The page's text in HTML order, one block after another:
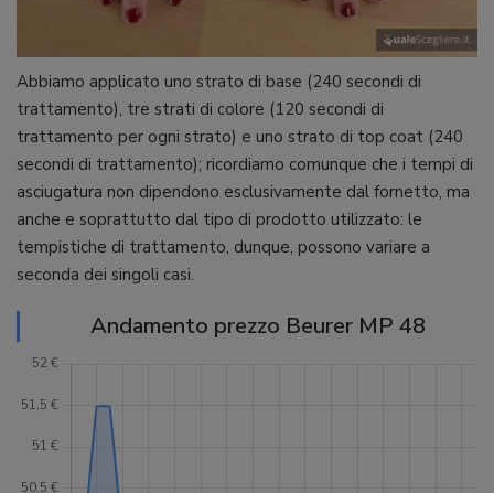
Abbiamo applicato uno strato di base (240 secondi di
trattamento), tre strati di colore (120 secondi di
trattamento per ogni strato) e uno strato di top coat (240
secondi di trattamento); ricordiamo comunque che i tempi di
asciugatura non dipendono esclusivamente dal fornetto, ma
anche e soprattutto dal tipo di prodotto utilizzato: le
tempistiche di trattamento, dunque, possono variare a
seconda dei singoli casi.
Andamento prezzo Beurer MP 48